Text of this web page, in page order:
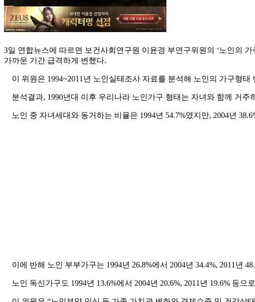
3일 연합뉴스에 따르면 보건사회연구원 이윤경 부연구위원의 ‘노인의
가까운 기간 급격하게 변했다.
이 위원은 1994~2011년 노인실태조사 자료를 분석해 노인의 가구형태
분석결과, 1990년대 이후 우리나라 노인가구 형태는 자녀와 함께 거
노인 중 자녀세대와 동거하는 비율은 1994년 54.7%였지만, 2004년
이에 반해 노인 부부가구는 1994년 26.8%에서 2004년 34.4%, 2011년
노인 독신가구도 1994년 13.6%에서 2004년 20.6%, 2011년 19.6% 등